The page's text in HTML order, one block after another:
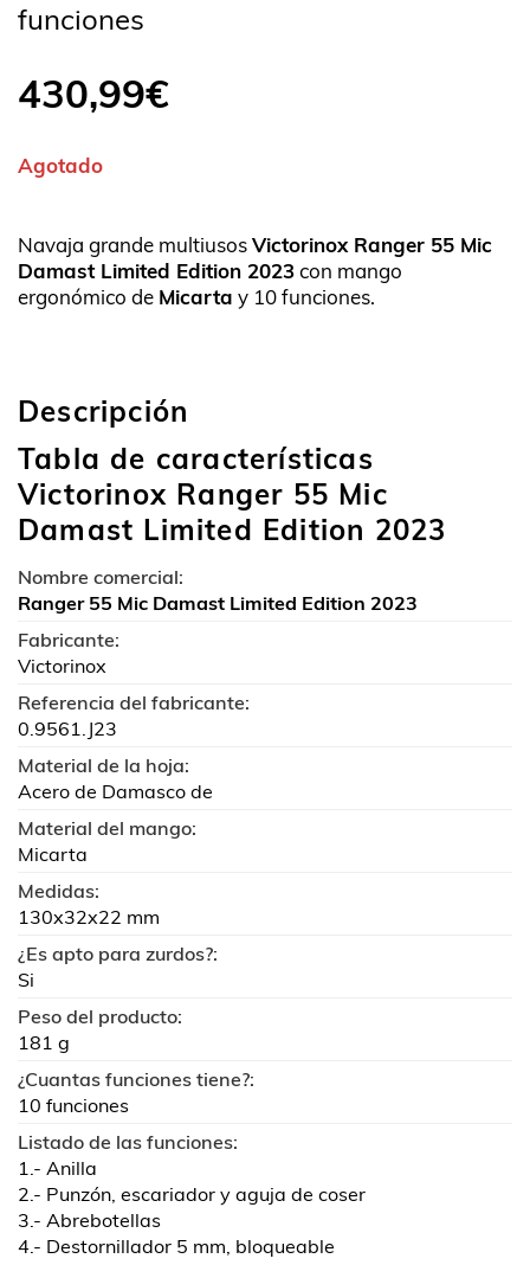
funciones
430,99€
Agotado
Navaja grande multiusosVictorinox Ranger 55 Mic
Damast Limited Edition 2023con mango
ergonómico de Micarta y 10 funciones.
Descripción
Tabla de características
Victorinox Ranger 55 Mic
Damast Limited Edition 2023
Nombre comercial:
Ranger 55 Mic Damast Limited Edition 2023
Fabricante:
Victorinox
Referencia del fabricante:
0.9561.J23
Material de la hoja:
Acero de Damasco de
Material del mango:
Micarta
Medidas:
130x32x22 mm
¿Es apto para zurdos?:
Si
Peso del producto:
181 g
¿Cuantas funciones tiene?:
10 funciones
Listado de las funciones:
1.- Anilla
2.- Punzón, escariador y aguja de coser
3.- Abrebotellas
4.- Destornillador 5 mm, bloqueable